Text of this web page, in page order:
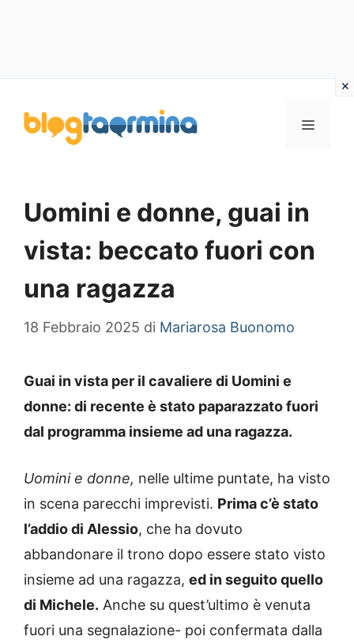
contenuto
MENU
Uomini e donne, guai in
vista: beccato fuori con
una ragazza
18 Febbraio 2025 di Mariarosa Buonomo
Guai in vista per il cavaliere di Uomini e
donne: di recente è stato paparazzato fuori
dal programma insieme ad una ragazza.
Uomini e donne, nelle ultime puntate, ha visto
in scena parecchi imprevisti. Prima c’è stato
l’addio di Alessio, che ha dovuto
abbandonare il trono dopo essere stato visto
insieme ad una ragazza, ed in seguito quello
di Michele. Anche su quest’ultimo è venuta
fuori una segnalazione- poi confermata dalla